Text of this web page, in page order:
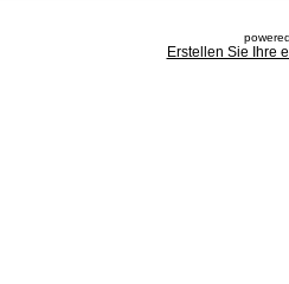
Erstellen Sie Ihre